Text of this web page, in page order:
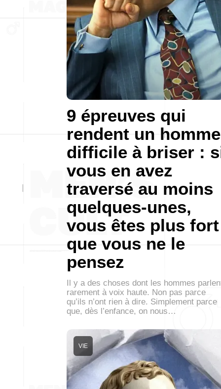
9 épreuves qui
rendent un homme
difficile à briser :
vous en avez
traversé au moins
quelques-unes,
vous êtes plus fort
que vous ne le
pensez
Il y a des choses dont les hommes
rarement à voix haute. Non pas parce
qu’ils n’ont rien à dire. Simplement parce
que, dès l’enfance, on nous…
VIE